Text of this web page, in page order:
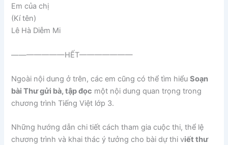
Em của chị
(Kí tên)
Lê Hà Diễm Mi
———————HẾT———————
Ngoài nội dung ở trên, các em cũng có thể tìm hiểuSoạn
bài Thư gửi bà, tập đọc một nội dung quan trọng trong
chương trình Tiếng Việt lớp 3.
Những hướng dẫn chi tiết cách tham gia cuộc thi, thể lệ
chương trình và khai thác ý tưởng cho bài dự thi viết thư